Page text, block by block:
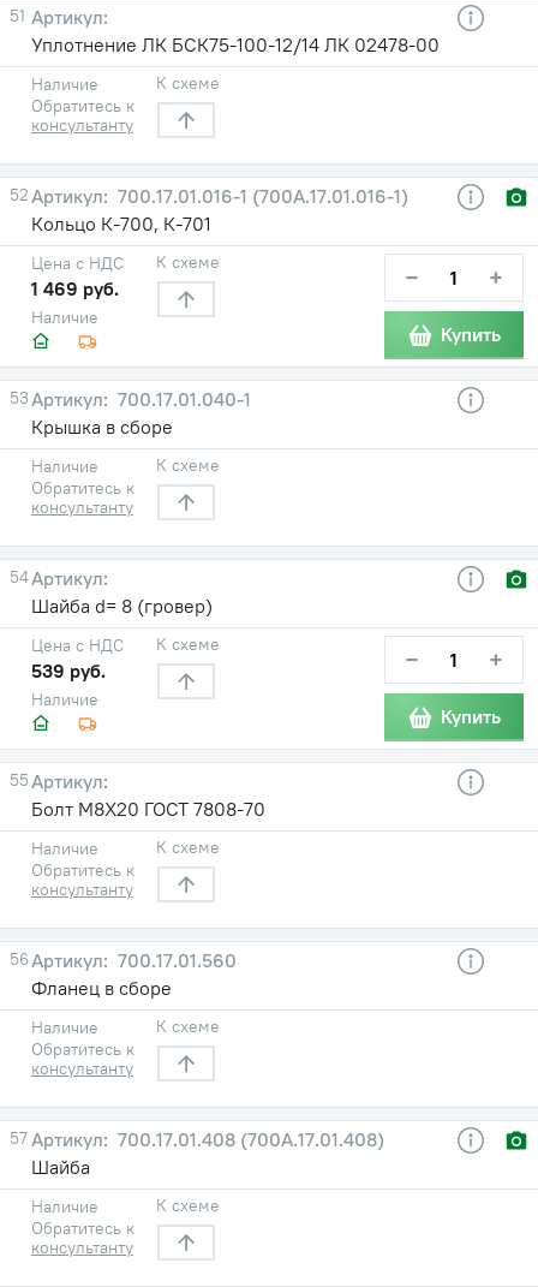
51
Уплотнение ЛК БСК75-100-12/14 ЛК 02478-00
Наличие
Обратитесь к
консультанту
К схеме
52
700.17.01.016-1 (700А.17.01.016-1)
Кольцо К-700, К-701
Наличие
Цена с НДС
1 469 руб.
К схеме − +
Купить
53
700.17.01.040-1
Крышка в сборе
Наличие
Обратитесь к
консультанту
К схеме
54
Шайба d= 8 (гровер)
Наличие
Цена с НДС
539 руб.
К схеме − +
Купить
55
Болт М8X20 ГОСТ 7808-70
Наличие
Обратитесь к
консультанту
К схеме
56
700.17.01.560
Фланец в сборе
Наличие
Обратитесь к
консультанту
К схеме
57
700.17.01.408 (700А.17.01.408)
Шайба
Наличие
Обратитесь к
консультанту
К схеме